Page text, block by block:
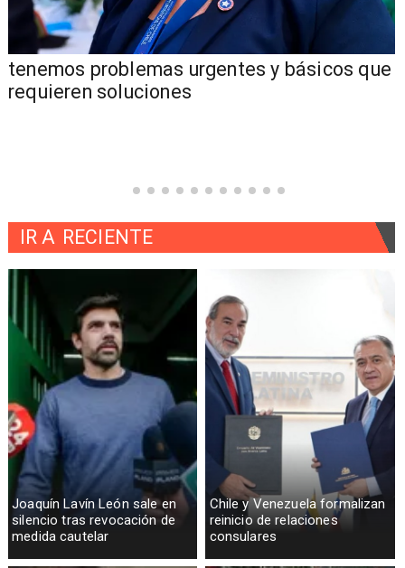
tenemos problemas urgentes y básicos que
requieren soluciones
Joaquín Lavín León sale en
silencio tras revocación de
medida cautelar
Chile y Venezuela formalizan
reinicio de relaciones
consulares
IR A RECIENTE